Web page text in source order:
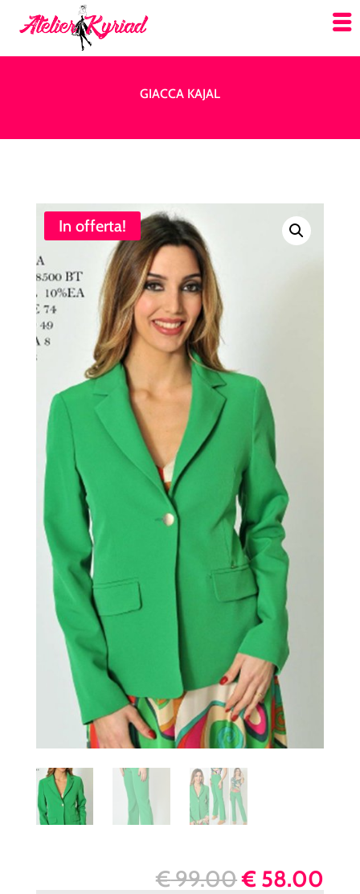
GIACCA KAJAL
In offerta!
€99.00Il
€ 58.00